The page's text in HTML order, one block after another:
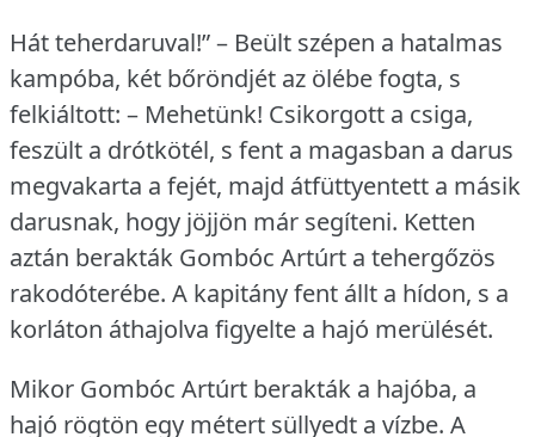
Hát teherdaruval!” – Beült szépen a hatalmas
kampóba, két bőröndjét az ölébe fogta, s
felkiáltott: – Mehetünk! Csikorgott a csiga,
feszült a drótkötél, s fent a magasban a darus
megvakarta a fejét, majd átfüttyentett a másik
darusnak, hogy jöjjön már segíteni. Ketten
aztán berakták Gombóc Artúrt a tehergőzös
rakodóterébe. A kapitány fent állt a hídon, s a
korláton áthajolva figyelte a hajó merülését.
Mikor Gombóc Artúrt berakták a hajóba, a
hajó rögtön egy métert süllyedt a vízbe. A